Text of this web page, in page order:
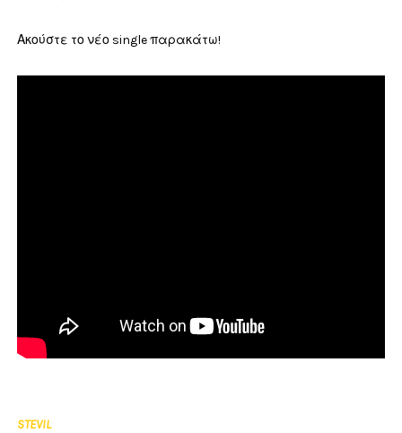
Ακούστε το νέο single παρακάτω!
STEVIL